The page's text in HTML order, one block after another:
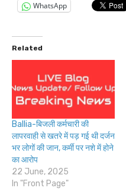
WhatsApp
Related
Ballia-बिजली कर्मचारी की
लापरवाही से खतरे में पड़ गई थी दर्जन
भर लोगों की जान, कर्मी पर नशे में होने
का आरोप
22 June, 2025
In "Front Page"